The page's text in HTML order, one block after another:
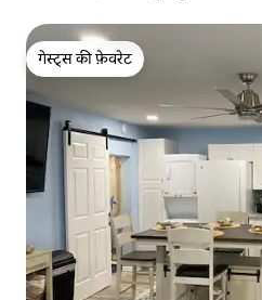
गेस्ट्स की फ़ेवरेट
गेस्ट्स की फ़ेवरेट